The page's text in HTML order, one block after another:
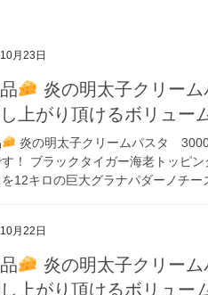
月23日
炎の明太子クリー
上がり頂けるボリュー
炎の明太子クリームパスタ
！ ブラックタイガー海老トッピン
12キロの巨大グラナパダーノチ
月22日
炎の明太子クリー
上がり頂けるボリュー